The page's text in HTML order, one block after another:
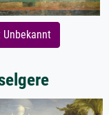
Unbekannt